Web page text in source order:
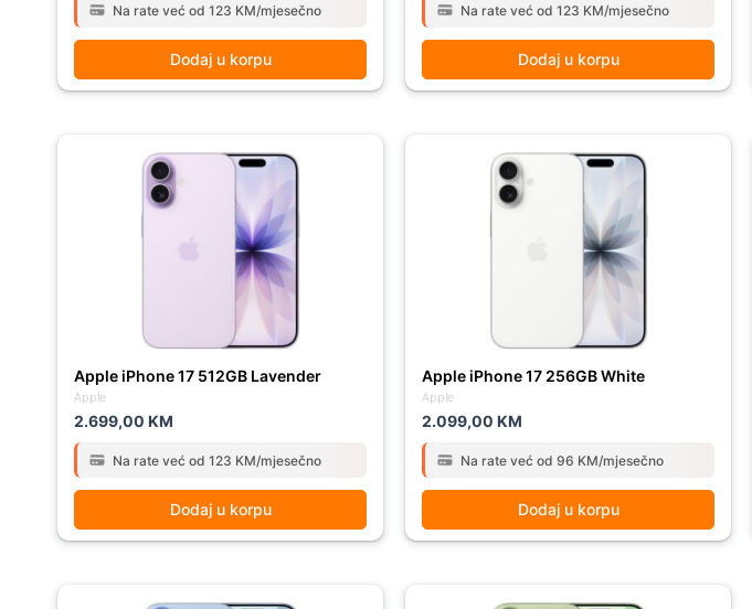
Na rate već od 123 KM/mjesečno
Dodaj u korpu
Na rate već od 123 KM/mjesečno
Dodaj u korpu
Apple
Apple iPhone 17 512GB Lavender
2.699,00 KM
Na rate već od 123 KM/mjesečno
Dodaj u korpu
Apple
Apple iPhone 17 256GB White
2.099,00 KM
Na rate već od 96 KM/mjesečno
Dodaj u korpu